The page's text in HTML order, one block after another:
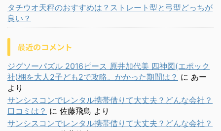
タチウオ天秤のおすすめは？ストレート型と弓型どっちが
良い？
最近のコメント
ジグソーパズル 2016ピース 原井加代美 四神図(エポック
社)梱を大人2子ども2で攻略。かかった期間は？ に あー
より
サンシスコンでレンタル携帯借りて大丈夫？どんな会社？
口コミは？ に 佐藤飛鳥 より
サンシスコンでレンタル携帯借りて大丈夫？どんな会社？